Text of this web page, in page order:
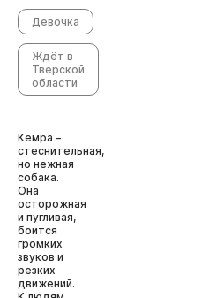
Девочка
Ждёт в
Тверской
области
Кемра –
стеснительная,
но нежная
собака.
Она
осторожная
и пугливая,
боится
громких
звуков и
резких
движений.